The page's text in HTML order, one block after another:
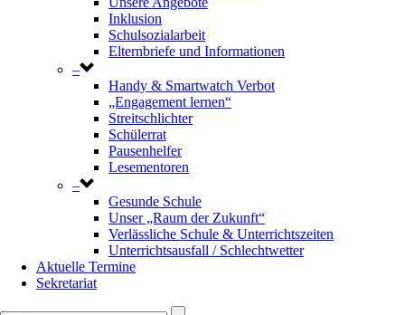
Inklusion
Schulsozialarbeit
Elternbriefe und Informationen
–
Handy & Smartwatch Verbot
„Engagement lernen“
Streitschlichter
Schülerrat
Pausenhelfer
Lesementoren
–
Gesunde Schule
Unser „Raum der Zukunft“
Verlässliche Schule & Unterrichtszeiten
Unterrichtsausfall / Schlechtwetter
Aktuelle Termine
Sekretariat